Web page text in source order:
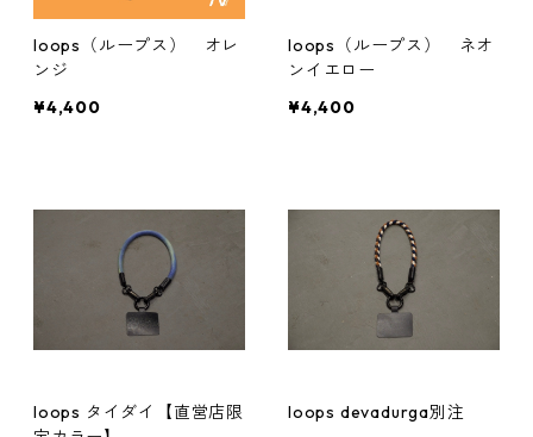
loops（ループス） オレ
ンジ
¥4,400
loops（ループス） ネオ
ンイエロー
¥4,400
loops タイダイ【直営店限
loops devadurga別注